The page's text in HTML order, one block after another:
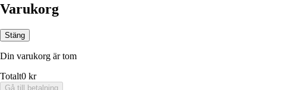
Varukorg
Stäng
Din varukorg är tom
Totalt0 kr
Gå till betalning